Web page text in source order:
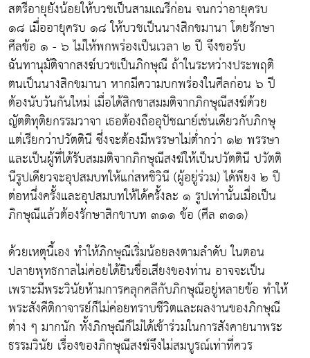
สตรีอายุยังน้อยให้บวชเป็นสามเณรีก่อน จนกว่าอายุครบ
๑๘ เมื่ออายุครบ ๑๘ ให้บวชเป็นนางสิกขมานา โดยรักษา
ศีลข้อ ๑ - ๖ ไม่ให้พกพร่องเป็นเวลา ๒ ปี จึงขอรับ
ฉันทานุมัติจากสงฆ์บวชเป็นภิกษุณี ถ้าในระหว่างประพฤติ
ตนเป็นนางสิกขมานา หากมีความบกพร่องในศีลก่อน ๖ ปี
ต้องนับวันกันใหม่ เมื่อได้สิกขาสมมติจากภิกษุณีสงฆ์ด้วย
ญัตติทุติยกรรมวาจา เธอต้องถืออุปัชฌาย์เช่นเดียวกับภิกษุ
แต่เรียกว่าปวัตตินี ซึ่งจะต้องมีพรรษาไม่ต่ำกว่า ๑๒ พรรษา
และเป็นผู้ที่ได้รับสมมติจากภิกษุณีสงฆ์ให้เป็นปวัตตินี ปวัตติ
นีรูปเดียวจะอุปสมบทให้แก่สหชิวินี (ผู้อยู่ร่วม) ได้พียง ๒ ปี
ต่อหนึ่งครั้งและอุปสมบทให้ได้ครั้งละ ๑ รูปเท่านั้นเมื่อเป็น
ภิกษุณีแล้วต้องรักษาสิกขาบท ๓๑๑ ข้อ (ศีล ๓๑๑)
ด้วยเหตุนี้เอง ทำให้ภิกษุณีเริ่มน้อยลงตามลำดับ ในตอน
ปลายพุทธกาลไม่ค่อยได้ยินชื่อเสียงของท่าน อาจจะเป็น
เพราะมีพระวินัยห้ามการคลุกคลีกับภิกษุณีอยู่หลายข้อ ทำให้
พระสังคีติกาจารย์ก็ไม่ค่อยทราบชีวิตและผลงานของภิกษุณี
ต่าง ๆ มากนัก ทั้งภิกษุณีก็ไม่ได้เข้าร่วมในการสังคายนาพระ
ธรรมวินัย เรื่องของภิกษุณีสงฆ์จึงไม่สมบูรณ์เท่าที่ควร